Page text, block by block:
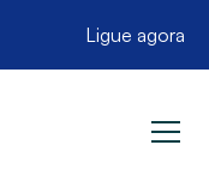
Ligue agora